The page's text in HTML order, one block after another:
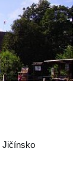
Jičínsko